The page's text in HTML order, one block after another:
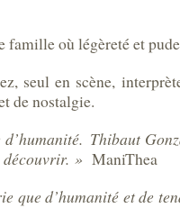
où légèreté et
seul en scène,
de nostalgie.
Thibaut
découvrir. » ManiThea
que d’humanité et de